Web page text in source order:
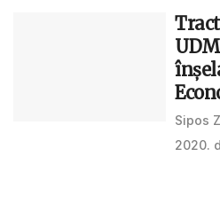
Sipos
2020.